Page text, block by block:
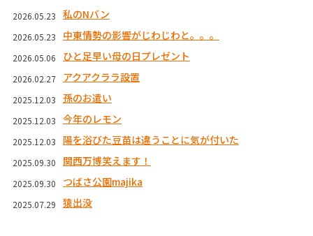
2026.05.23 私のNバン
2026.05.23 中東情勢の影響がじわじわと。。。
2026.05.06 ひと足早い母の日プレゼント
2026.02.27 アクアクララ設置
2025.12.03 孫のお遣い
2025.12.03 今年のレモン
2025.12.03 陽を浴びた豆苗は違うことに気が付いた
2025.09.30 関西万博笑えます！
2025.09.30 つばさ公園majika
2025.07.29 猿出没